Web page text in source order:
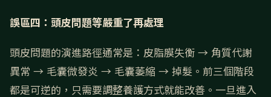
誤區四：頭皮問題等嚴重了再處理
頭皮問題的演進路徑通常是：皮脂膜失衡 → 角質代謝
異常 → 毛囊微發炎 → 毛囊萎縮 → 掉髮。前三個階段
都是可逆的，只需要調整養護方式就能改善。一旦進入